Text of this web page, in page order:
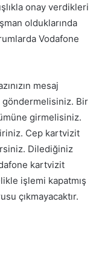
onay verdikleri
olduklarında
Vodafone
mesaj
göndermelisiniz. Bir
girmelisiniz.
Cep kartvizit
Dilediğiniz
kartvizit
işlemi kapatmış
çıkmayacaktır.